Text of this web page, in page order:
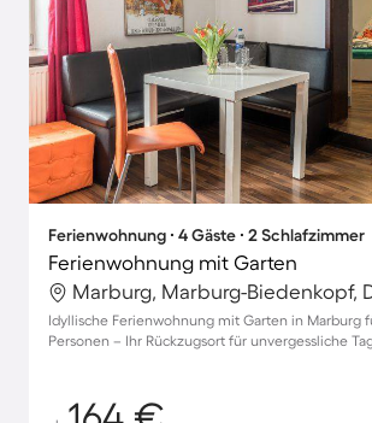
Ferienwohnung ∙ 4 Gäste ∙ 2 Schlafzimmer
Ferienwohnung mit Garten
Marburg, Marburg-Biedenkopf,
Idyllische Ferienwohnung mit Garten in Marburg
Personen – Ihr Rückzugsort für unvergessliche